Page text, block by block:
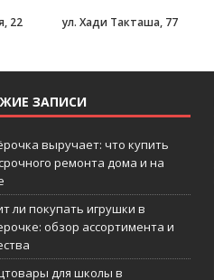
22 ул. Хади Такташа, 77
ЗАПИСИ
выручает: что купить
ремонта дома и на
ли покупать игрушки в
обзор ассортимента и
для школы в